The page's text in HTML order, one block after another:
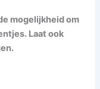
mogelijkheid om
Laat ook